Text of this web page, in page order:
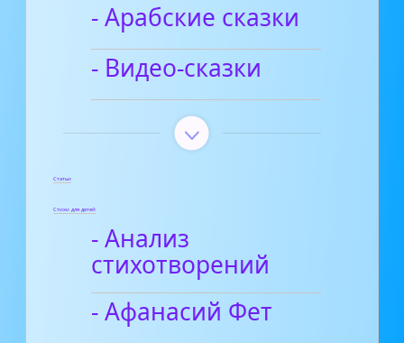
- Арабские сказки
- Видео-сказки
Статьи
Стихи для детей
- Анализ
стихотворений
- Афанасий Фет